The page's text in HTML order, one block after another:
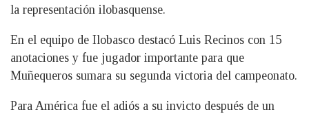
la representación ilobasquense.
En el equipo de Ilobasco destacó Luis Recinos con 15
anotaciones y fue jugador importante para que
Muñequeros sumara su segunda victoria del campeonato.
Para América fue el adiós a su invicto después de un